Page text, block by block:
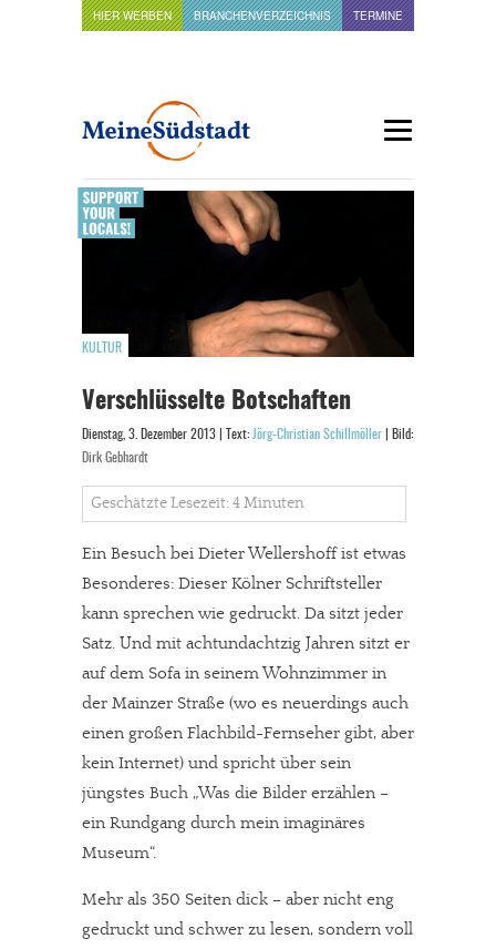
HIER WERBEN BRANCHENVERZEICHNIS TERMINE
KULTUR
Verschlüsselte Botschaften
Dienstag, 3. Dezember 2013 | Text: Jörg-Christian Schillmöller | Bild:
Dirk Gebhardt
Geschätzte Lesezeit: 4 Minuten
Ein Besuch bei Dieter Wellershoff ist etwas
Besonderes: Dieser Kölner Schriftsteller
kann sprechen wie gedruckt. Da sitzt jeder
Satz. Und mit achtundachtzig Jahren sitzt er
auf dem Sofa in seinem Wohnzimmer in
der Mainzer Straße (wo es neuerdings auch
einen großen Flachbild-Fernseher gibt, aber
kein Internet) und spricht über sein
jüngstes Buch „Was die Bilder erzählen –
ein Rundgang durch mein imaginäres
Museum“.
Mehr als 350 Seiten dick – aber nicht eng
gedruckt und schwer zu lesen, sondern voll